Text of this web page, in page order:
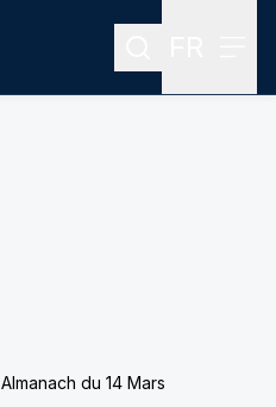
Rechercher
Almanach du 14 Mars